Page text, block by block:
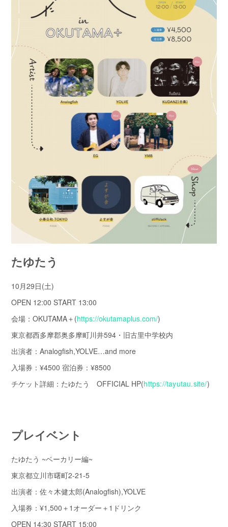
たゆたう
10月29日(土)
OPEN 12:00 START 13:00
会場：OKUTAMA＋(https://okutamaplus.com/)
東京都西多摩郡奥多摩町川井594・旧古里中学校内
出演者：Analogfish,YOLVE…and more
入場券：¥4500 宿泊券：¥8500
チケット詳細：たゆたう OFFICIAL HP(https://tayutau.site/)
プレイベント
たゆたう ~ベーカリー編~
東京都立川市曙町2-21-5
出演者：佐々木健太郎(Analogfish),YOLVE
入場券：¥1,500＋1オーダー＋1ドリンク
OPEN 14:30 START 15:00